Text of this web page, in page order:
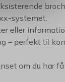
systemet.
eller
– perfekt til
om du har